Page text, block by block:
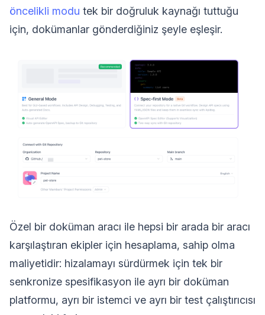
öncelikli modu tek bir doğruluk kaynağı tuttuğu
için, dokümanlar gönderdiğiniz şeyle eşleşir.
Özel bir doküman aracı ile hepsi bir arada bir aracı
karşılaştıran ekipler için hesaplama, sahip olma
maliyetidir: hizalamayı sürdürmek için tek bir
senkronize spesifikasyon ile ayrı bir doküman
platformu, ayrı bir istemci ve ayrı bir test çalıştırıcısı